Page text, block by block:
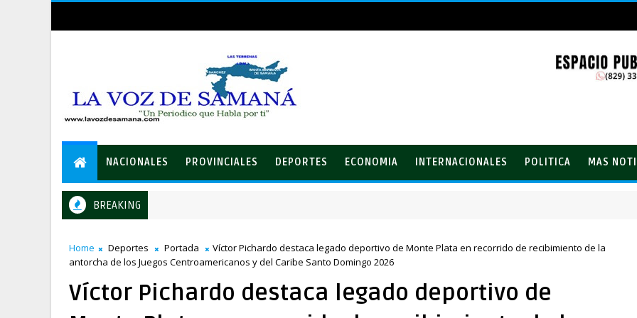
NACIONALES PROVINCIALES DEPORTES ECONOMIA INTERNACIONALES POLITICA MAS
BREAKING
Home Deportes Portada
Víctor Pichardo destaca legado deportivo de Monte Plata en recorrido de recibimiento de la
antorcha de los Juegos Centroamericanos y del Caribe Santo Domingo 2026
Víctor Pichardo destaca legado deportivo de